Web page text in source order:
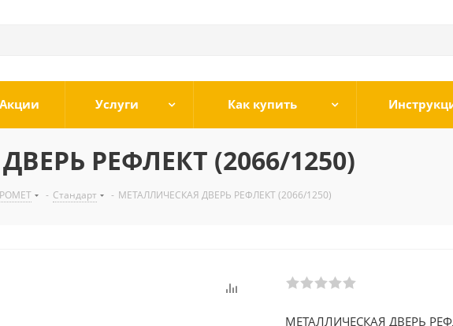
Акции Услуги Как купить
РЕФЛЕКТ (2066/1250)
- Стандарт - МЕТАЛЛИЧЕСКАЯ ДВЕРЬ РЕФЛЕКТ (2066/1250)
МЕТАЛЛИЧЕСКАЯ ДВЕРЬ